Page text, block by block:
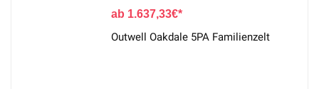
1.637,33€
Outwell Oakdale 5PA Familienzelt